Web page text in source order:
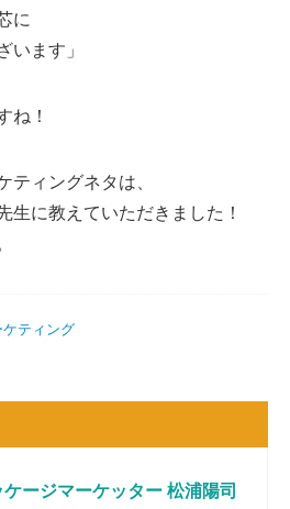
に
います」
ね！
ィングネタは、
生に教えていただきました！
ティング
ージマーケッター 松浦陽司